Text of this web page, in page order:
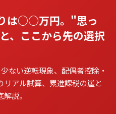
は○○万円。"思っ
、ここから先の選択
ない逆転現象、配偶者控除・
アル試算、累進課税の崖と
説。